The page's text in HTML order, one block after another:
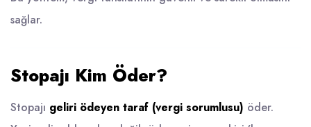
sağlar.
Stopajı Kim Öder?
Stopajı geliri ödeyen taraf (vergi sorumlusu) öder.